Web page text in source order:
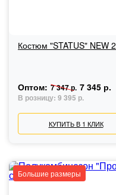
Костюм "STATUS" NEW
Оптом: 7 347 р. 7 345 р.
В розницу: 9 395 р.
КУПИТЬ В 1 КЛИК
Большие размеры